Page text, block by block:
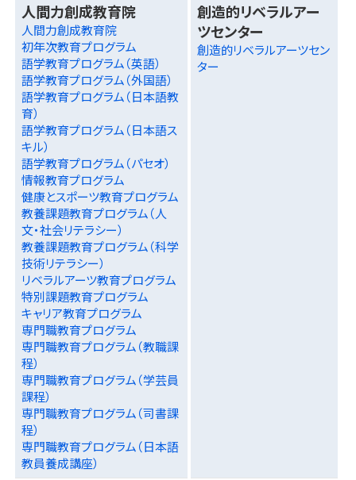
人間力創成教育院
人間力創成教育院
初年次教育プログラム
語学教育プログラム（英語）
語学教育プログラム（外国語）
語学教育プログラム（日本語教
育）
語学教育プログラム（日本語ス
キル）
語学教育プログラム（パセオ）
情報教育プログラム
健康とスポーツ教育プログラム
教養課題教育プログラム（人
文・社会リテラシー）
教養課題教育プログラム（科学
技術リテラシー）
リベラルアーツ教育プログラム
特別課題教育プログラム
キャリア教育プログラム
専門職教育プログラム
専門職教育プログラム（教職課
程）
専門職教育プログラム（学芸員
課程）
専門職教育プログラム（司書課
程）
専門職教育プログラム（日本語
教員養成講座）
創造的リベラルアー
ツセンター
創造的リベラルアーツセン
ター